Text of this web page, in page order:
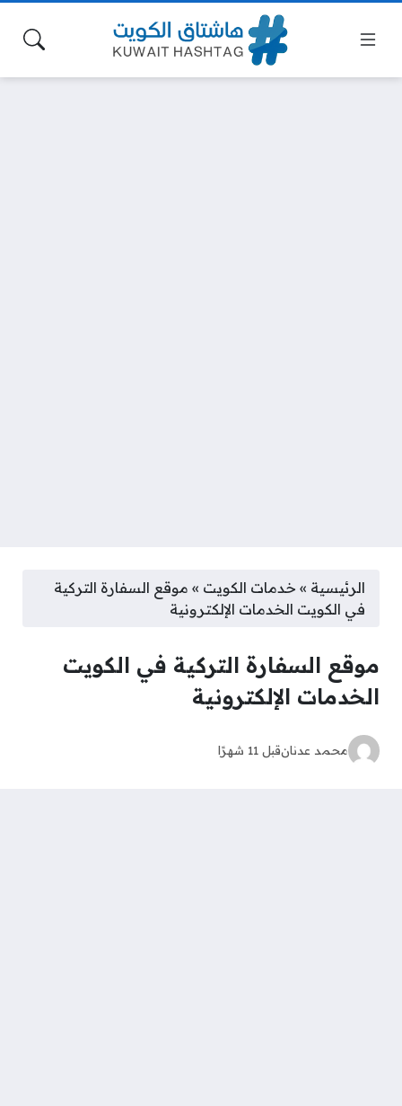
الرئيسية » خدمات الكويت » موقع السفارة التركية
في الكويت الخدمات الإلكترونية
موقع السفارة التركية في الكويت
الخدمات الإلكترونية
محمد عدنانقبل 11 شهرًا